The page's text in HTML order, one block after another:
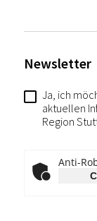
Newsletter
Ja, ich
aktuellen
Region
Anti-